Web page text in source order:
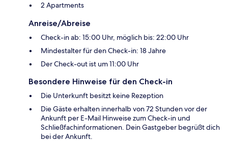
2 Apartments
Anreise/Abreise
Check-in ab: 15:00 Uhr, möglich bis: 22:00 Uhr
Mindestalter für den Check-in: 18 Jahre
Der Check-out ist um 11:00 Uhr
Besondere Hinweise für den Check-in
Die Unterkunft besitzt keine Rezeption
Die Gäste erhalten innerhalb von 72 Stunden vor der
Ankunft per E-Mail Hinweise zum Check-in und
Schließfachinformationen. Dein Gastgeber begrüßt dich
bei der Ankunft.